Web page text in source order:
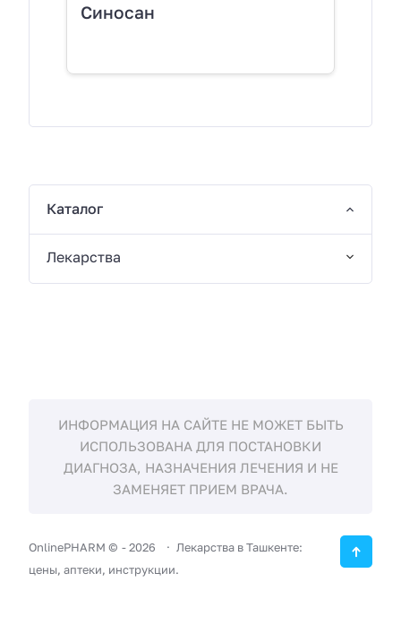
Синосан
Каталог
Лекарства
ИНФОРМАЦИЯ НА САЙТЕ НЕ МОЖЕТ БЫТЬ
ИСПОЛЬЗОВАНА ДЛЯ ПОСТАНОВКИ
ДИАГНОЗА, НАЗНАЧЕНИЯ ЛЕЧЕНИЯ И НЕ
ЗАМЕНЯЕТ ПРИЕМ ВРАЧА.
OnlinePHARM © -2026
Лекарства в Ташкенте:
цены, аптеки, инструкции.